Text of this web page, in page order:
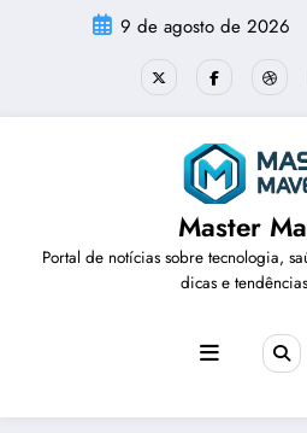
9 de agosto de 2026
Master
Portal de notícias sobre tecnologia,
dicas e